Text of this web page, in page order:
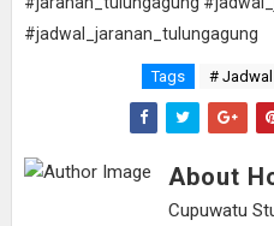
#jadwal_jaranan_tulungagung
Tags #
About
Cupuwatu